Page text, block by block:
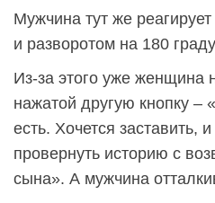
Мужчина тут же
и разворотом на 180
Из-за этого уже женщина
нажатой другую кнопку –
есть. Хочется заставить,
провернуть историю с
сына». А мужчина